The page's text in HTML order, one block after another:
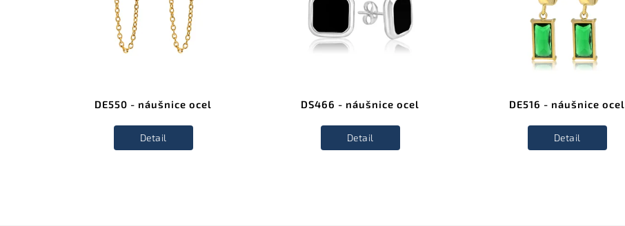
DE550 - náušnice ocel
Detail
DS466 - náušnice ocel
Detail
DE516 - náušnice ocel
Detail